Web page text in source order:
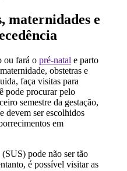
maternidades e
ou fará o pré-natal e parto
obstetras e
faça visitas para
pode procurar pelo
semestre da gestação,
devem ser escolhidos
em
pode não ser tão
é possível visitar as